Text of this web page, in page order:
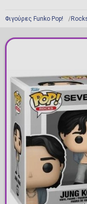
Φιγούρες Funko Pop!